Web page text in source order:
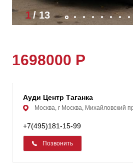
1/13
1698000 Р
Ауди Центр Таганка
Москва, г Москва, Михайловский
+7(495)181-15-99
Позвонить